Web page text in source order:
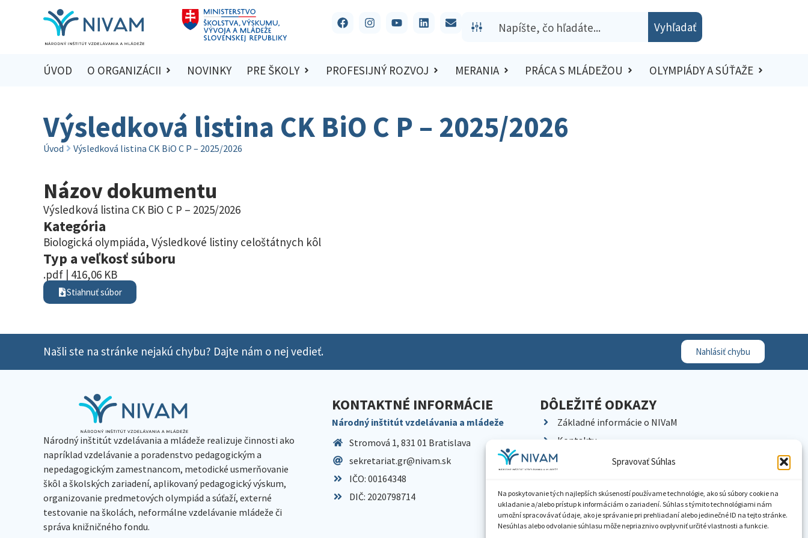
Spravovať Súhlas
Na poskytovanie tých najlepších skúseností používame technológie, ako sú súbory cookie na
ukladanie a/alebo prístup k informáciám o zariadení. Súhlas s týmito technológiami nám
umožní spracovávať údaje, ako je správanie pri prehliadaní alebo jedinečné ID na tejto stránke.
Nesúhlas alebo odvolanie súhlasu môže nepriaznivo ovplyvniť určité vlastnosti a funkcie.
Vyhľadať
ÚVOD O ORGANIZÁCII NOVINKY PRE ŠKOLY PROFESIJNÝ ROZVOJ MERANIA PRÁCA S MLÁDEŽOU OLYMPIÁDY A SÚŤAŽE
Výsledková listina CK BiO C P – 2025/2026
Úvod Výsledková listina CK BiO C P – 2025/2026
Názov dokumentu
Výsledková listina CK BiO C P – 2025/2026
Kategória
Biologická olympiáda, Výsledkové listiny celoštátnych kôl
Typ a veľkosť súboru
.pdf | 416,06 KB
Stiahnuť súbor
Našli ste na stránke nejakú chybu? Dajte nám o nej vedieť. Nahlásiť chybu
Národný inštitút vzdelávania a mládeže realizuje činnosti ako
napríklad vzdelávanie a poradenstvo pedagogickým a
nepedagogickým zamestnancom, metodické usmerňovanie
škôl a školských zariadení, aplikovaný pedagogický výskum,
organizovanie predmetových olympiád a súťaží, externé
testovanie na školách, neformálne vzdelávanie mládeže či
správa knižničného fondu.
KONTAKTNÉ INFORMÁCIE
Národný inštitút vzdelávania a mládeže
Stromová 1, 831 01 Bratislava
sekretariat.gr@nivam.sk
IČO: 00164348
DIČ: 2020798714
DÔLEŽITÉ ODKAZY
Základné informácie o NIVaM
Kontakty
Kariéra
Pracoviská NIVaM
Dokumenty inštitúcie
Knižnica